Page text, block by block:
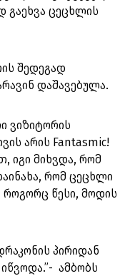
ცეცხლის
შედეგად
დაშავებულა.
ვიზიტორის
არის Fantasmic!
იგი მიხვდა, რომ
რომ ცეცხლი
როგორც წესი, მოდის
პირიდან
ამბობს